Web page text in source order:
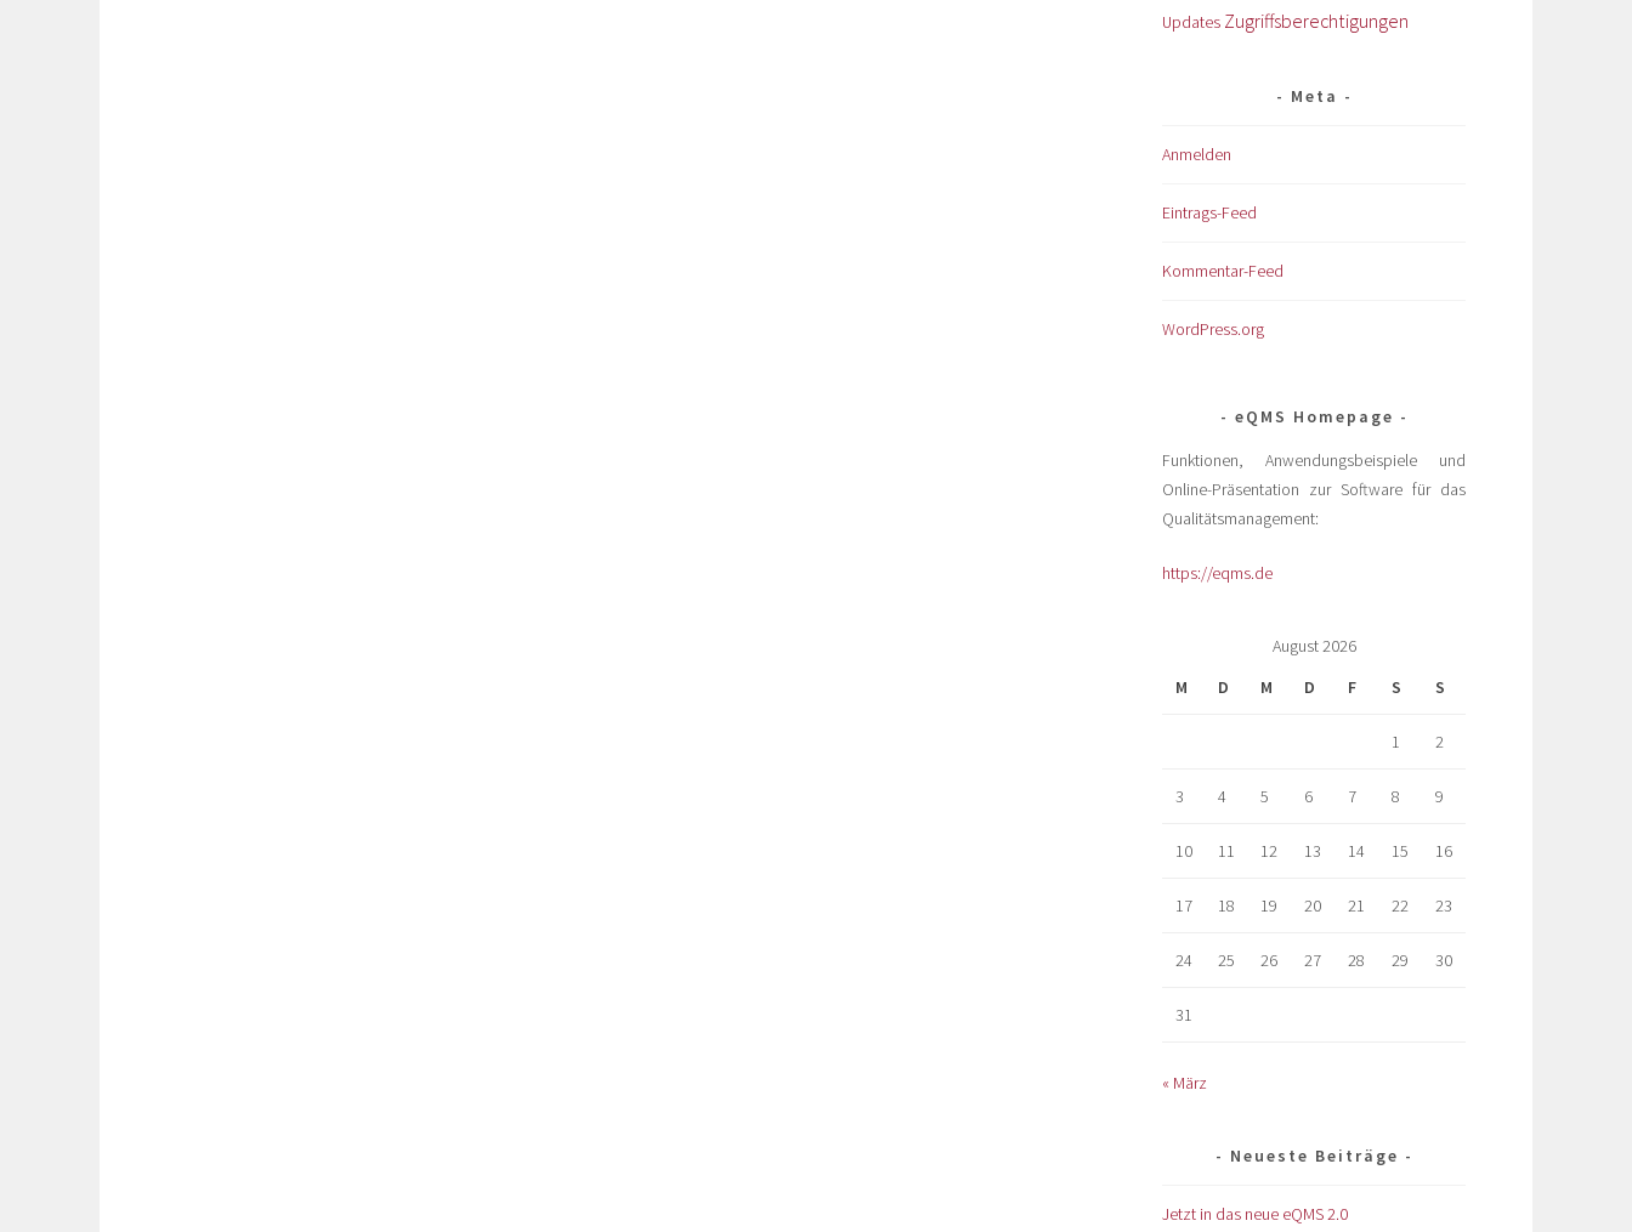
Updates Zugriffsberechtigungen
Meta
Anmelden
Eintrags-Feed
Kommentar-Feed
WordPress.org
eQMS Homepage
Funktionen, Anwendungsbeispiele und
Online-Präsentation zur Software für das
Qualitätsmanagement:
https://eqms.de
August 2026
M
D M D F S S
1 2
3 4 5 6 7 8 9
10 11 12 13 14 15 16
17 18 19 20 21 22 23
24 25 26 27 28 29 30
31
« März
Neueste Beiträge
Jetzt in das neue eQMS 2.0